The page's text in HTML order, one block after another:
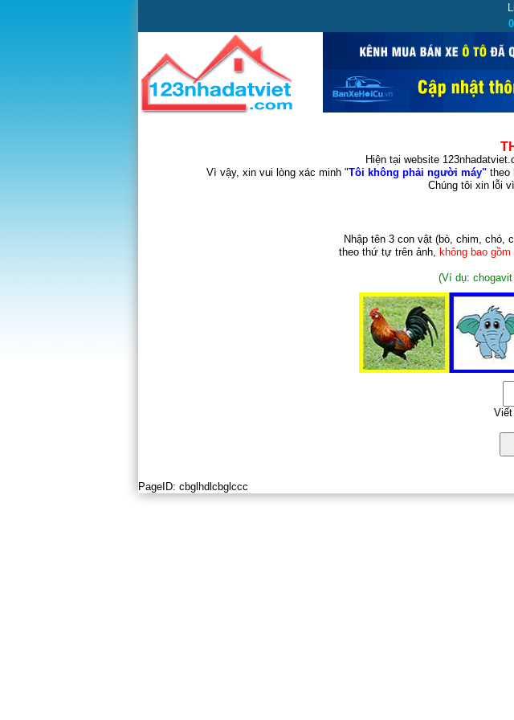
Hiện tại website
Vì vậy, xin vui lòng xác minh "Tôi không phải người máy"theo
Chúng tôi xin lỗi
Nhập tên 3 con vật (bò, chim, chó,
theo thứ tự trên ảnh, không bao gồm
(Ví dụ:
PageID: cbglhdlcbglccc